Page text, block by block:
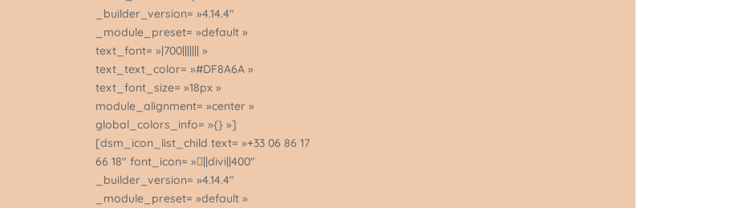
_builder_version= »4.14.4″
_module_preset= »default »
text_font= »|700||||||| »
text_text_color= »#DF8A6A »
text_font_size= »18px »
module_alignment= »center »
global_colors_info= »{} »]
[dsm_icon_list_child text= »+33 06 86 17
66 18″ font_icon= »||divi||400″
_builder_version= »4.14.4″
_module_preset= »default »